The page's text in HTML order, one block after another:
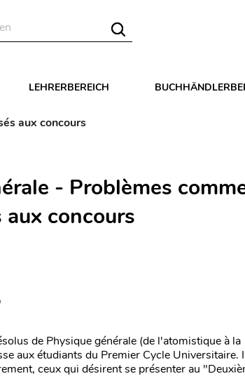
LEHRERBEREICH
aux concours
- Problèmes
aux concours
de Physique générale (de l'atomistique à la
aux étudiants du Premier Cycle Universitaire.
ceux qui désirent se présenter au